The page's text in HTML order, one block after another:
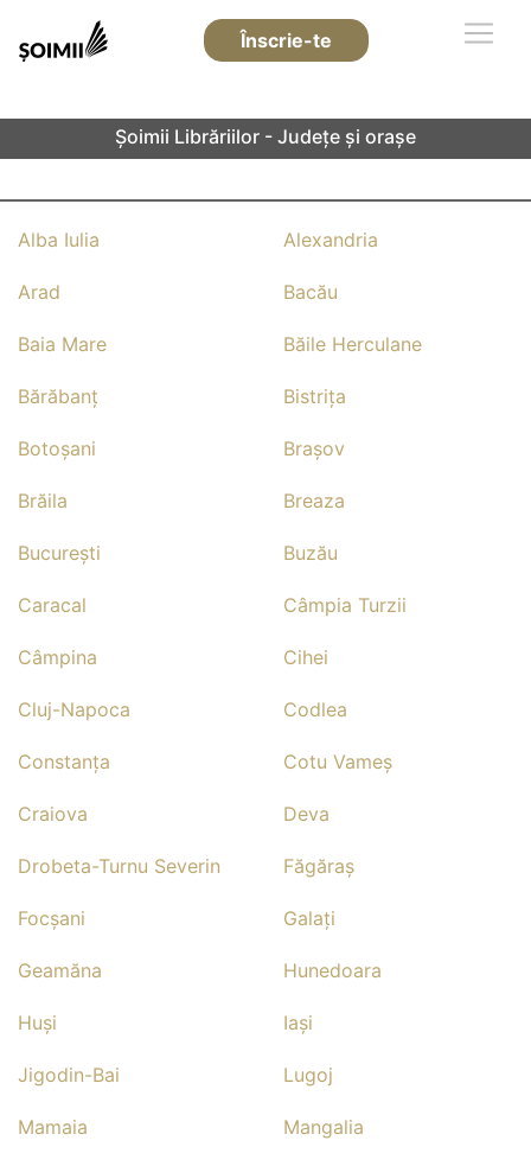
Înscrie-te
Șoimii Librăriilor - Județe și orașe
Alba Iulia Alexandria
Arad Bacău
Baia Mare Băile Herculane
Bărăbanţ Bistriţa
Botoşani Braşov
Brăila Breaza
Bucureşti Buzău
Caracal Câmpia Turzii
Câmpina Cihei
Cluj-Napoca Codlea
Constanţa Cotu Vameş
Craiova Deva
Drobeta-Turnu Severin Făgăraş
Focşani Galaţi
Geamăna Hunedoara
Huşi Iaşi
Jigodin-Bai Lugoj
Mamaia Mangalia